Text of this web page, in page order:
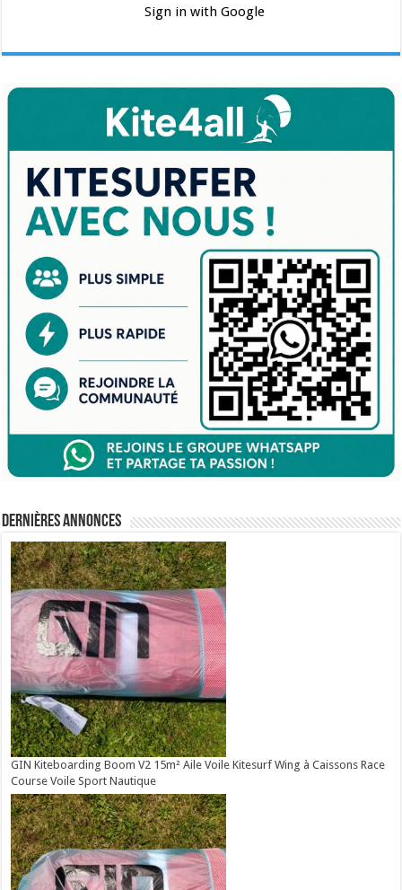
Sign in with Google
Dernières annonces
GIN Kiteboarding Boom V2 15m² Aile Voile Kitesurf Wing à Caissons Race
Course Voile Sport Nautique